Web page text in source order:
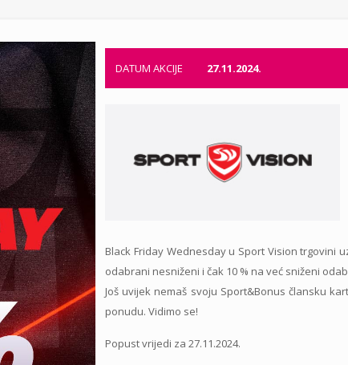
DATUM AKCIJE 27.11.2024.
Black Friday Wednesday u Sport Vision trgovini
odabrani nesniženi i čak 10 % na već sniženi
Još uvijek nemaš svoju Sport&Bonus člansku
ponudu. Vidimo se!
Popust vrijedi za 27.11.2024.